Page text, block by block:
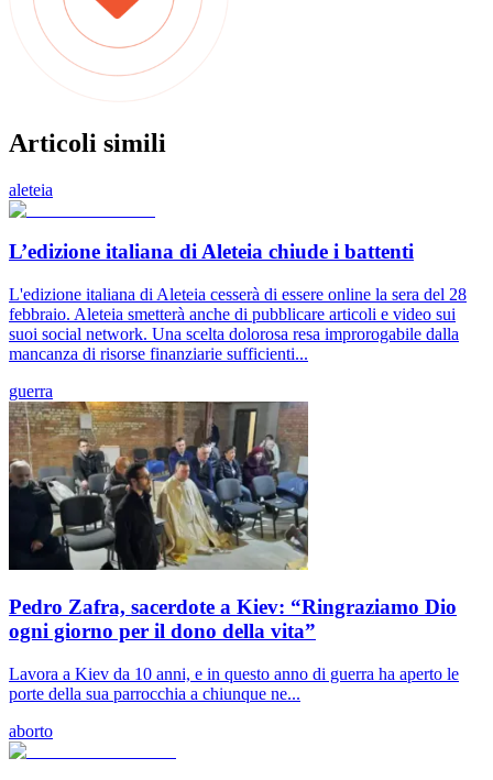
Articoli simili
aleteia
L’edizione italiana di Aleteia chiude i battenti
L'edizione italiana di Aleteia cesserà di essere online la sera del 28
febbraio. Aleteia smetterà anche di pubblicare articoli e video sui
suoi social network. Una scelta dolorosa resa improrogabile dalla
mancanza di risorse finanziarie sufficienti...
guerra
Pedro Zafra, sacerdote a Kiev: “Ringraziamo Dio
ogni giorno per il dono della vita”
Lavora a Kiev da 10 anni, e in questo anno di guerra ha aperto le
porte della sua parrocchia a chiunque ne...
aborto